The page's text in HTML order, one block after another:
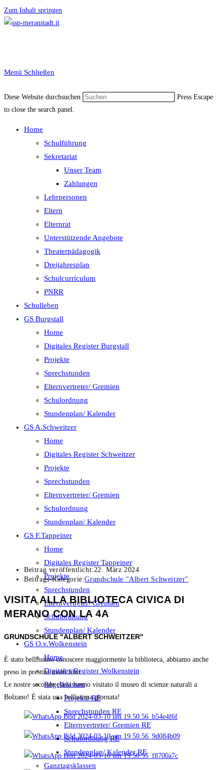
Zum Inhalt springen
Menü Schließen
Diese Website durchsuchen
Press Escape
to close the search panel.
Home
Schulführung
Sekretariat
Unser Team
Zahlungen
Lehrpersonen
Eltern
Elternrat
Unterstützende Angebote
Theaterpädagogik
Dreijahresplan
Schulcurriculum
PNRR
Schulleben
GS Burgstall
Home
Digitales Register Burgstall
Projekte
Sprechstunden
Elternvertreter/ Gremien
Schulordnung
Stundenplan/ Kalender
GS A.Schweitzer
Home
Digitales Register Schweitzer
Projekte
Sprechstunden
Elternvertreter/ Gremien
Schulordnung
Stundenplan/ Kalender
GS F.Tappeiner
Home
Digitales Register Tappeiner
Projekte
Sprechstunden
Elternvertreter/ Gremien
Schulordnung
Stundenplan/ Kalender
GS O.v.Wolkenstein
Home
Digitales Register Wolkenstein
Regelklassen
Projekte RE
Sprechstunden RE
Elternvertreter/ Gremien RE
Schulordnung RE
Stundenplan/ Kalender RE
Ganztagsklassen
Beitrag veröffentlicht:22. März 2024
Beitrags-Kategorie:Grundschule "Albert Schweitzer"
VISITA ALLA BIBLIOTECA CIVICA DI
MERANO CON LA 4A
GRUNDSCHULE "ALBERT SCHWEITZER"
È stato bellissimo conoscere maggiormente la biblioteca, abbiamo anche
preso in prestito molti libri.
Le nostre seconde classi hanno visitato il museo di scienze naturali a
Bolzano! È stata una bellissima giornata!